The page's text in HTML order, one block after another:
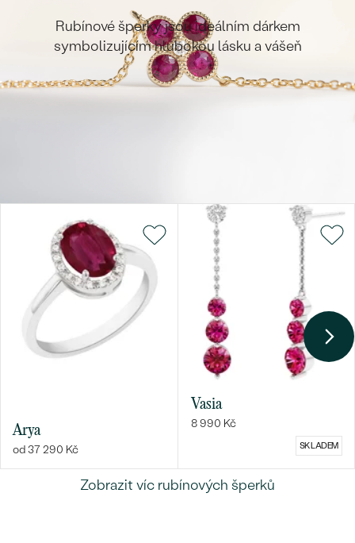
Rubínové šperky jsou ideálním dárkem
symbolizujícím hlubokou lásku a vášeň
Arya
od 37 290 Kč
Vasia
8 990 Kč
SKLADEM
Zobrazit víc rubínových šperků